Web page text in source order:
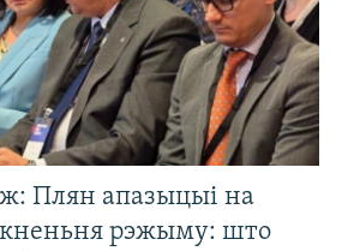
Плян апазыцыі на
рэжыму: што